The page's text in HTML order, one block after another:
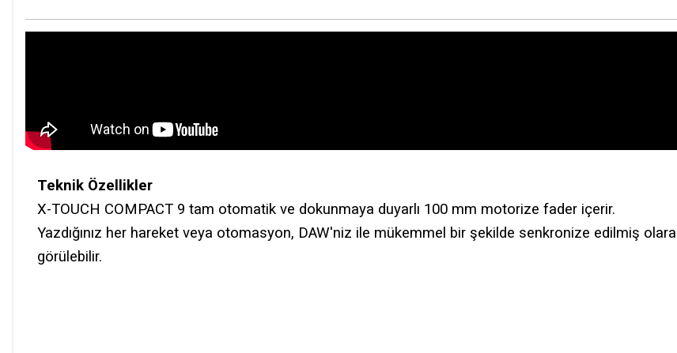
Teknik Özellikler
X-TOUCH COMPACT 9 tam otomatik ve dokunmaya duyarlı 100 mm motorize fader içerir.
Yazdığınız her hareket veya otomasyon, DAW'niz ile mükemmel bir şekilde senkronize edilmiş
görülebilir.